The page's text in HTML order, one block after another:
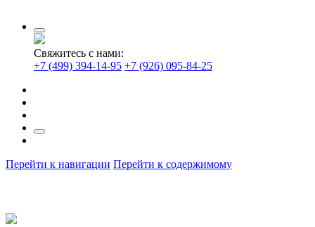
Свяжитесь с нами:
+7 (499) 394-14-95 +7 (926) 095-84-25
Перейти к навигации Перейти к содержимому